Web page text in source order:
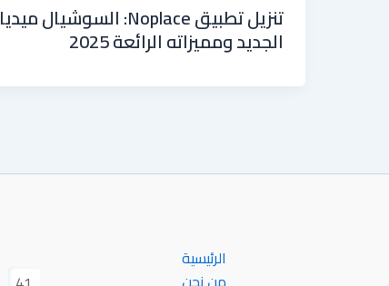
تنزيل تطبيق Noplace: السوشيال ميديا
الجديد ومميزاته الرائعة 2025
الرئيسية